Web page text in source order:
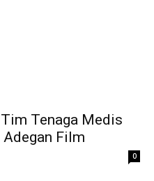
Tenaga Medis
Adegan Film
0